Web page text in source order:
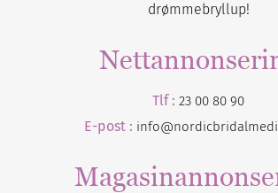
drømmebryllup!
Tlf : 23 00 80 90
E-post :